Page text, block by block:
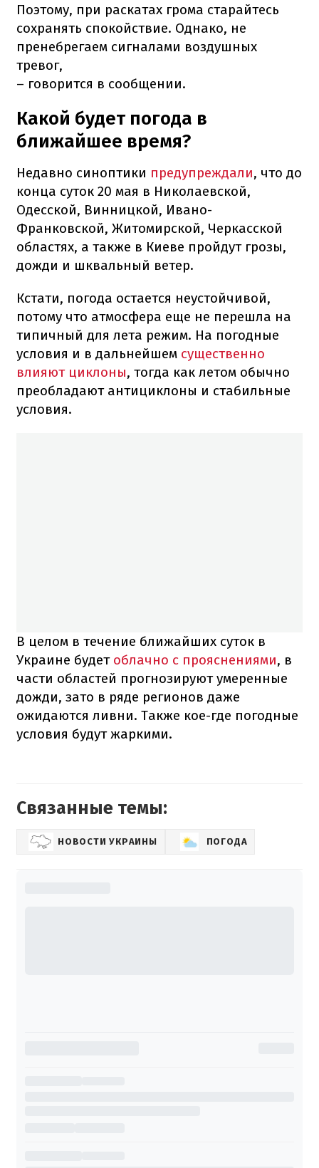
Поэтому, при раскатах грома старайтесь
сохранять спокойствие. Однако, не
пренебрегаем сигналами воздушных
тревог,
– говорится в сообщении.
Какой будет погода в
ближайшее время?
Недавно синоптики предупреждали, что до
конца суток 20 мая в Николаевской,
Одесской, Винницкой, Ивано-
Франковской, Житомирской, Черкасской
областях, а также в Киеве пройдут грозы,
дожди и шквальный ветер.
Кстати, погода остается неустойчивой,
потому что атмосфера еще не перешла на
типичный для лета режим. На погодные
условия и в дальнейшем существенно
влияют циклоны, тогда как летом обычно
преобладают антициклоны и стабильные
условия.
В целом в течение ближайших суток в
Украине будетоблачно с прояснениями, в
части областей прогнозируют умеренные
дожди, зато в ряде регионов даже
ожидаются ливни. Также кое-где погодные
условия будут жаркими.
Связанные темы:
НОВОСТИ УКРАИНЫ ПОГОДА